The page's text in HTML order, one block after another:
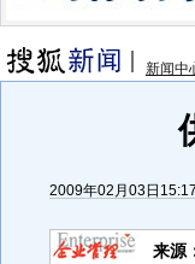
新闻中
2009年02月03日15:17
来源